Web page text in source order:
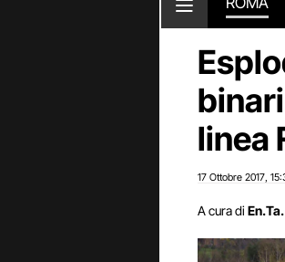
linea
17 Ottobre 2017
A cura di En.Ta.